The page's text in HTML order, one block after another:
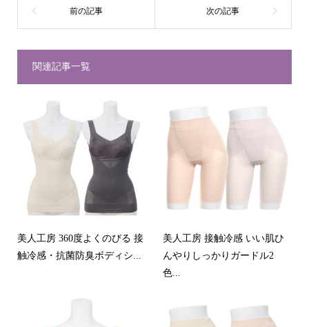
関連記事一覧
美人工房 360度よくのびる 接
触冷感・抗菌防臭ボディシ...
美人工房 接触冷感 いい肌ひ
んやりしっかりガードル2
色...